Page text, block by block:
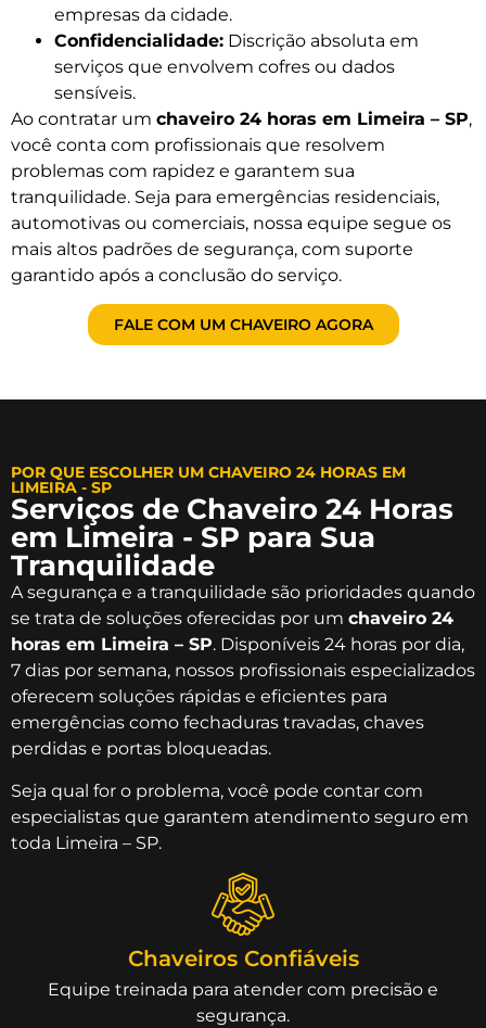
empresas da cidade.
Confidencialidade: Discrição absoluta em
serviços que envolvem cofres ou dados
sensíveis.
Ao contratar um chaveiro 24 horas em Limeira – SP,
você conta com profissionais que resolvem
problemas com rapidez e garantem sua
tranquilidade. Seja para emergências residenciais,
automotivas ou comerciais, nossa equipe segue os
mais altos padrões de segurança, com suporte
garantido após a conclusão do serviço.
FALE COM UM CHAVEIRO AGORA
POR QUE ESCOLHER UM CHAVEIRO 24 HORAS EM
LIMEIRA - SP
Serviços de Chaveiro 24 Horas
em Limeira - SP para Sua
Tranquilidade
A segurança e a tranquilidade são prioridades quando
se trata de soluções oferecidas por um chaveiro 24
horas em Limeira – SP. Disponíveis 24 horas por dia,
7 dias por semana, nossos profissionais especializados
oferecem soluções rápidas e eficientes para
emergências como fechaduras travadas, chaves
perdidas e portas bloqueadas.
Seja qual for o problema, você pode contar com
especialistas que garantem atendimento seguro em
toda Limeira – SP.
Chaveiros Confiáveis
Equipe treinada para atender com precisão e
segurança.